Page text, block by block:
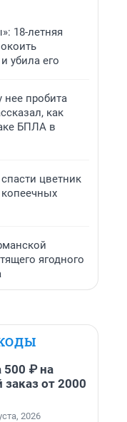
18-летняя
убила его
нее пробита
как
БПЛА в
цветник
ягодного
500 ₽ на
от 2000
2026